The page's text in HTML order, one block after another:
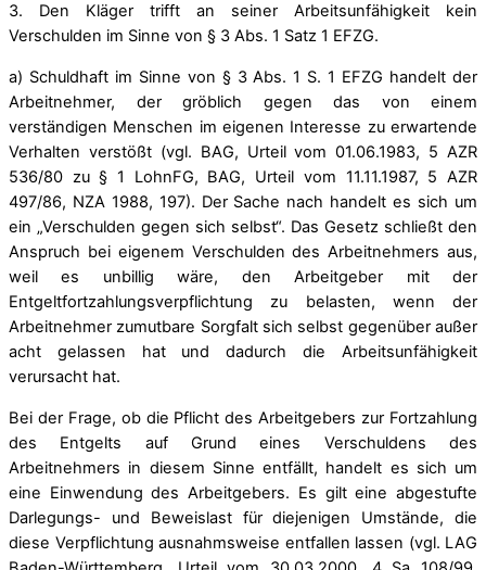
3. Den Kläger trifft an seiner Arbeitsunfähigkeit kein
Verschulden im Sinne von § 3 Abs. 1 Satz 1 EFZG.
a) Schuldhaft im Sinne von § 3 Abs. 1 S. 1 EFZG handelt der
Arbeitnehmer, der gröblich gegen das von einem
verständigen Menschen im eigenen Interesse zu erwartende
Verhalten verstößt (vgl. BAG, Urteil vom 01.06.1983, 5 AZR
536/80 zu § 1 LohnFG, BAG, Urteil vom 11.11.1987, 5 AZR
497/86, NZA 1988, 197). Der Sache nach handelt es sich um
ein „Verschulden gegen sich selbst“. Das Gesetz schließt den
Anspruch bei eigenem Verschulden des Arbeitnehmers aus,
weil es unbillig wäre, den Arbeitgeber mit der
Entgeltfortzahlungsverpflichtung zu belasten, wenn der
Arbeitnehmer zumutbare Sorgfalt sich selbst gegenüber außer
acht gelassen hat und dadurch die Arbeitsunfähigkeit
verursacht hat.
Bei der Frage, ob die Pflicht des Arbeitgebers zur Fortzahlung
des Entgelts auf Grund eines Verschuldens des
Arbeitnehmers in diesem Sinne entfällt, handelt es sich um
eine Einwendung des Arbeitgebers. Es gilt eine abgestufte
Darlegungs- und Beweislast für diejenigen Umstände, die
diese Verpflichtung ausnahmsweise entfallen lassen (vgl. LAG